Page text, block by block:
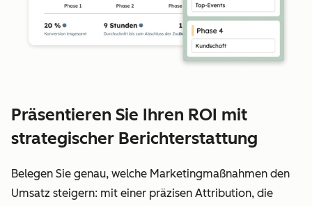
Präsentieren Sie Ihren ROI mit
strategischer Berichterstattung
Belegen Sie genau, welche Marketingmaßnahmen den
Umsatz steigern: mit einer präzisen Attribution, die